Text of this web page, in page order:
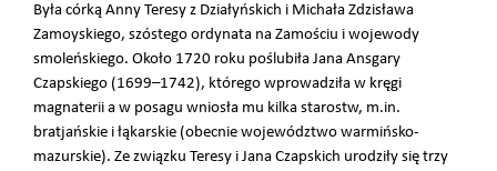
Była córką Anny Teresy z Działyńskich i Michała Zdzisława
Zamoyskiego, szóstego ordynata na Zamościu i wojewody
smoleńskiego. Około 1720 roku poślubiła Jana Ansgary
Czapskiego (1699–1742), którego wprowadziła w kręgi
magnaterii a w posagu wniosła mu kilka starostw, m.in.
bratjańskie i łąkarskie (obecnie województwo warmińsko-
mazurskie). Ze związku Teresy i Jana Czapskich urodziły się trzy